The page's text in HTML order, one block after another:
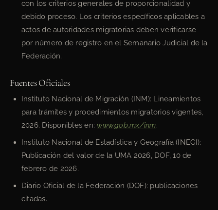
con los criterios generales de proporcionalidad y
debido proceso. Los criterios específicos aplicables a
actos de autoridades migratorias deben verificarse
por número de registro en el Semanario Judicial de la
Federación.
Fuentes Oficiales
Instituto Nacional de Migración (INM): Lineamientos
para trámites y procedimientos migratorios vigentes,
2026. Disponibles en: www.gob.mx/inm.
Instituto Nacional de Estadística y Geografía (INEGI):
Publicación del valor de la UMA 2026, DOF, 10 de
febrero de 2026.
Diario Oficial de la Federación (DOF): publicaciones
citadas.